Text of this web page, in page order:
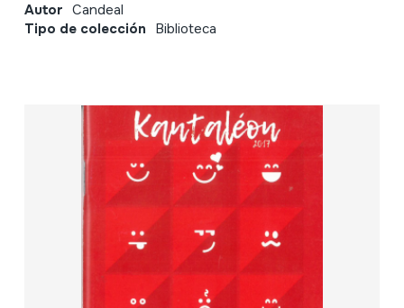
Autor Candeal
Tipo de colección Biblioteca